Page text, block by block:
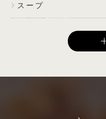
スープ